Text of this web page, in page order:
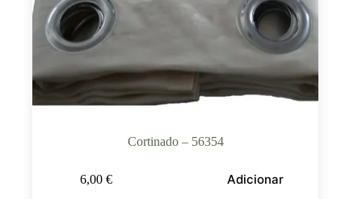
Cortinado – 56354
6,00 € Adicionar